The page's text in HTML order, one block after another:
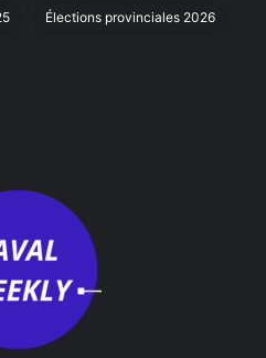
Élections provinciales 2026